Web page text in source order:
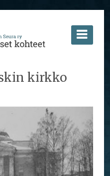
kirkko